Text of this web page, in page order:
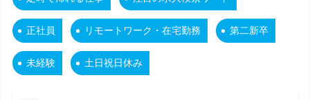
正社員 リモートワーク・在宅勤務 第二新卒
未経験 土日祝日休み